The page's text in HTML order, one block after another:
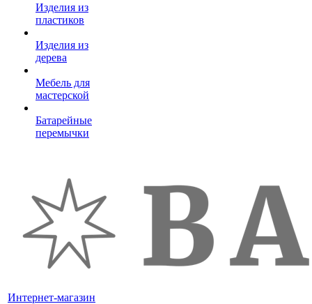
Изделия из
пластиков
Изделия из
дерева
Мебель для
мастерской
Батарейные
перемычки
Интернет-магазин